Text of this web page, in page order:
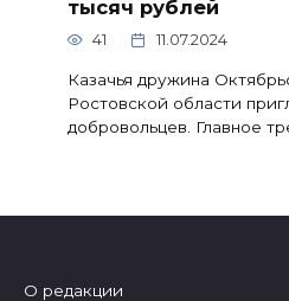
тысяч рублей
41 11.07.2024
Казачья дружина
Ростовской области
добровольцев. Главное
О редакции